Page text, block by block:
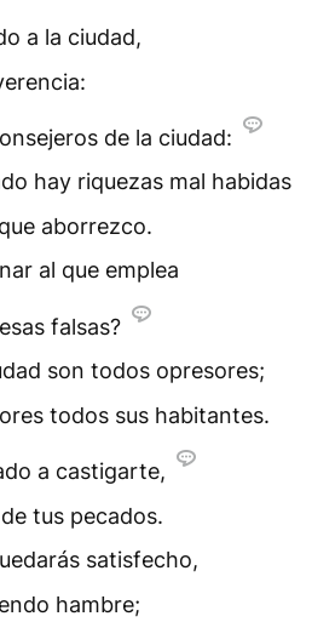
a la ciudad,
de la ciudad:
hay riquezas mal habidas
aborrezco.
al que emplea
falsas?
son todos opresores;
todos sus habitantes.
a castigarte,
tus pecados.
satisfecho,
hambre;